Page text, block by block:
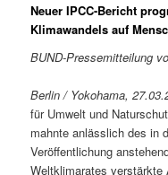
Neuer IPCC-Bericht
Klimawandels auf
BUND-Pressemitteilung
Berlin / Yokohama,
für Umwelt und
mahnte anlässlich des in
Veröffentlichung
Weltklimarates verstärkte